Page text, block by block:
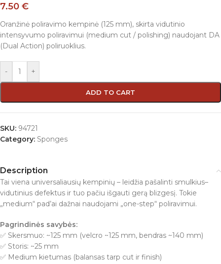
7.50 €
Oranžinė poliravimo kempinė (125 mm), skirta vidutinio
intensyvumo poliravimui (medium cut / polishing) naudojant DA
(Dual Action) poliruoklius.
- +
ADD TO CART
SKU: 94721
Category: Sponges
Description
Tai viena universaliausių kempinių – leidžia pašalinti smulkius–
vidutinius defektus ir tuo pačiu išgauti gerą blizgesį. Tokie
„medium“ pad’ai dažnai naudojami „one-step“ poliravimui.
Pagrindinės savybės:
✅ Skersmuo: ~125 mm (velcro ~125 mm, bendras ~140 mm)
✅ Storis: ~25 mm
✅ Medium kietumas (balansas tarp cut ir finish)